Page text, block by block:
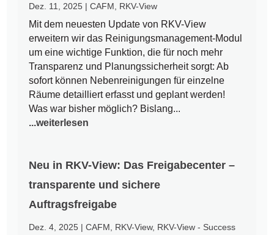
Dez. 11, 2025 |CAFM RKV-View
Mit dem neuesten Update von RKV-View
erweitern wir das Reinigungsmanagement-Modul
um eine wichtige Funktion, die für noch mehr
Transparenz und Planungssicherheit sorgt: Ab
sofort können Nebenreinigungen für einzelne
Räume detailliert erfasst und geplant werden!
Was war bisher möglich? Bislang...
...weiterlesen
Neu in RKV-View: Das Freigabecenter –
transparente und sichere
Auftragsfreigabe
Dez. 4, 2025 |CAFM RKV-View, RKV-View - Success